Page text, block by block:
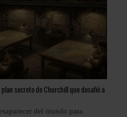
plan secreto de Churchill que desafió a
del mundo para